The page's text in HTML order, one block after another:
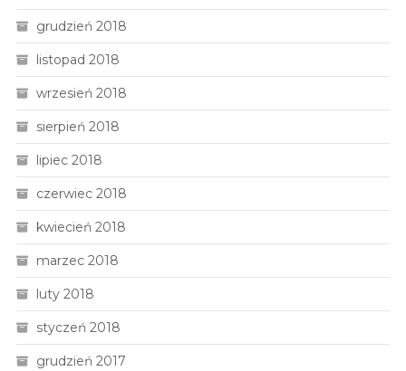
grudzień 2018
listopad 2018
wrzesień 2018
sierpień 2018
lipiec 2018
czerwiec 2018
kwiecień 2018
marzec 2018
luty 2018
styczeń 2018
grudzień 2017